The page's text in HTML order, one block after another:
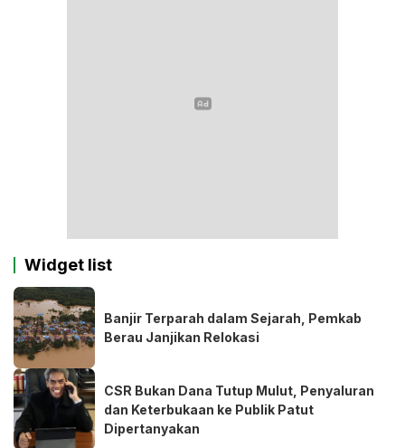
Widget list
Banjir Terparah dalam Sejarah, Pemkab
Berau Janjikan Relokasi
CSR Bukan Dana Tutup Mulut, Penyaluran
dan Keterbukaan ke Publik Patut
Dipertanyakan